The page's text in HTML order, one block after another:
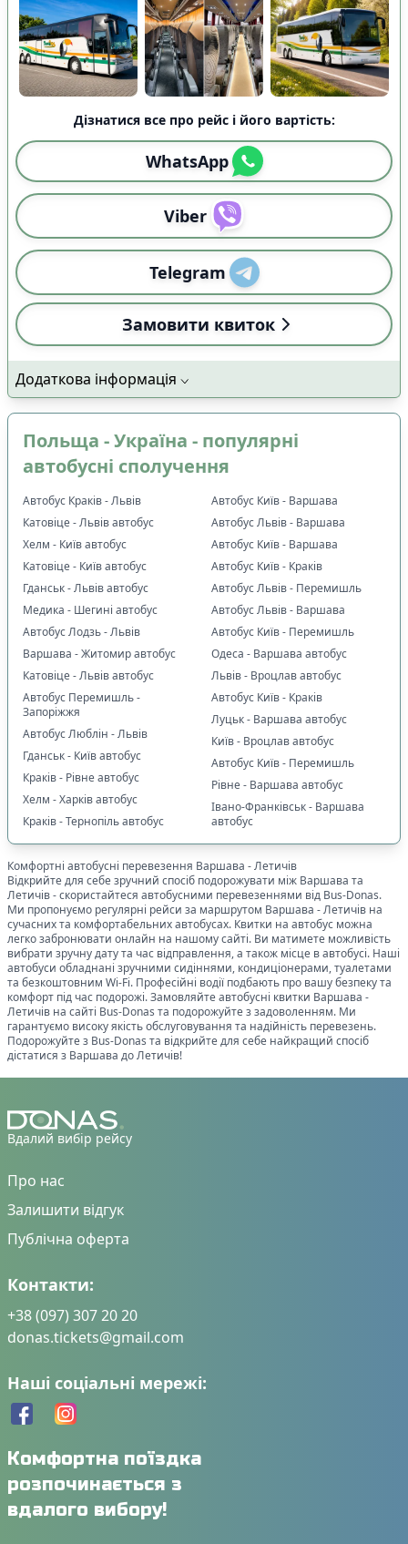
Дізнатися все про рейс і його вартість:
WhatsApp
Viber
Telegram
Замовити квиток
Додаткова інформація
Польща - Україна - популярні
автобусні сполучення
Автобус Краків - Львів
Катовіце - Львів автобус
Хелм - Київ автобус
Катовіце - Київ автобус
Гданськ - Львів автобус
Медика - Шегині автобус
Автобус Лодзь - Львів
Варшава - Житомир автобус
Катовіце - Львів автобус
Автобус Перемишль -
Запоріжжя
Автобус Люблін - Львів
Гданськ - Київ автобус
Краків - Рівне автобус
Хелм - Харків автобус
Краків - Тернопіль автобус
Автобус Київ - Варшава
Автобус Львів - Варшава
Автобус Київ - Варшава
Автобус Київ - Краків
Автобус Львів - Перемишль
Автобус Львів - Варшава
Автобус Київ - Перемишль
Одеса - Варшава автобус
Львів - Вроцлав автобус
Автобус Київ - Краків
Луцьк - Варшава автобус
Київ - Вроцлав автобус
Автобус Київ - Перемишль
Рівне - Варшава автобус
Івано-Франківськ - Варшава
автобус
Комфортні автобусні перевезення Варшава -Летичів
Відкрийте для себе зручний спосіб подорожувати між Варшава та
Летичів- скористайтеся автобусними перевезеннями від Bus-Donas.
Ми пропонуємо регулярні рейси за маршрутом Варшава -Летичів на
сучасних та комфортабельних автобусах. Квитки на автобус можна
легко забронювати онлайн на нашому сайті. Ви матимете можливість
вибрати зручну дату та час відправлення, а також місце в автобусі. Наші
автобуси обладнані зручними сидіннями, кондиціонерами, туалетами
та безкоштовним Wi-Fi. Професійні водії подбають про вашу безпеку та
комфорт під час подорожі. Замовляйте автобусні квитки Варшава -
Летичів на сайті Bus-Donas та подорожуйте з задоволенням. Ми
гарантуємо високу якість обслуговування та надійність перевезень.
Подорожуйте з Bus-Donas та відкрийте для себе найкращий спосіб
дістатися з Варшава доЛетичів!
Вдалий вибір рейсу
Про нас
Залишити відгук
Публічна оферта
Контакти:
+38 (097) 307 20 20
donas.tickets@gmail.com
Наші соціальні мережі:
Комфортна поїздка
розпочинається з
вдалого вибору!